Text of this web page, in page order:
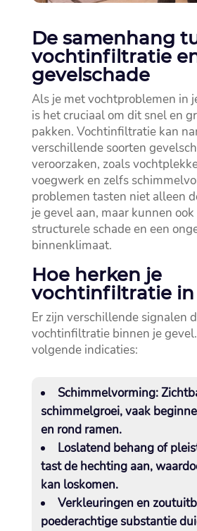
De samenhang
vochtinfiltratie
gevelschade
Als je met vochtproblemen in
is het cruciaal om dit snel en
pakken.​ Vochtinfiltratie kan
verschillende soorten
veroorzaken, zoals
voegwerk en zelfs
problemen tasten niet alleen
je gevel aan, maar kunnen
structurele schade en een
binnenklimaat.​
Hoe herken je
vochtinfiltratie in
Er zijn verschillende signalen
vochtinfiltratie binnen je
volgende indicaties:
Schimmelvorming:
schimmelgroei, vaak
en rond ramen.​
Loslatend behang of
tast de hechting aan,
kan loskomen.​
Verkleuringen en
poederachtige substantie